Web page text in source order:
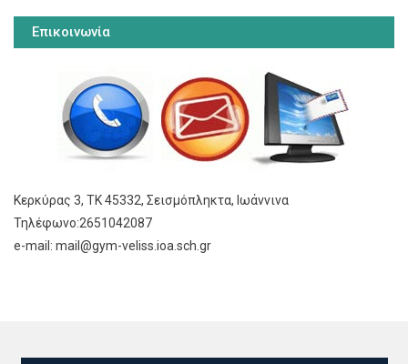
Επικοινωνία
Κερκύρας 3, ΤΚ 45332, Σεισμόπληκτα, Ιωάννινα
Τηλέφωνο:2651042087
e-mail: mail@gym-veliss.ioa.sch.gr